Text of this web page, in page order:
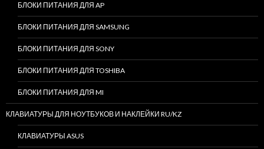
БЛОКИ ПИТАНИЯ ДЛЯ AP
БЛОКИ ПИТАНИЯ ДЛЯ SAMSUNG
БЛОКИ ПИТАНИЯ ДЛЯ SONY
БЛОКИ ПИТАНИЯ ДЛЯ TOSHIBA
БЛОКИ ПИТАНИЯ ДЛЯ MI
КЛАВИАТУРЫ ДЛЯ НОУТБУКОВ И НАКЛЕЙКИ RU/KZ
КЛАВИАТУРЫ ASUS